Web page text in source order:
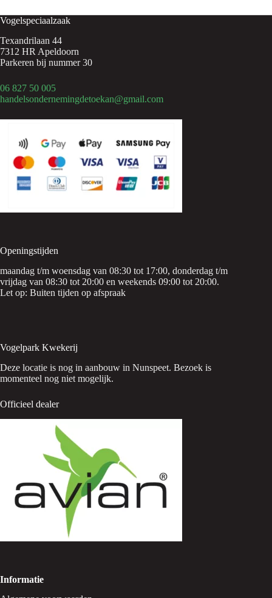
Vogelspeciaalzaak
Texandrilaan 44
7312 HR Apeldoorn
Parkeren bij nummer 30
06 827 50 005
handelsondernemingdetoekan@gmail.com
Openingstijden
maandag t/m woensdag van 08:30 tot 17:00, donderdag t/m
vrijdag van 08:30 tot 20:00 en weekends 09:00 tot 20:00.
Let op: Buiten tijden op afspraak
Vogelpark Kwekerij
Deze locatie is nog in aanbouw in Nunspeet. Bezoek is
momenteel nog niet mogelijk.
Officieel dealer
Informatie